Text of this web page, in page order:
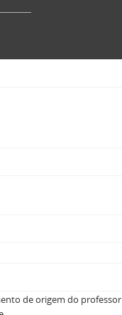
de origem do professor